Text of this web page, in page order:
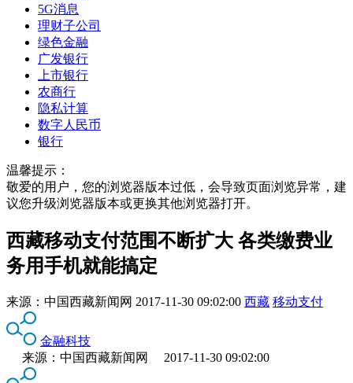
5G消息
理财子公司
绿色金融
广发银行
上市银行
农商行
隐私计算
数字人民币
银行
温馨提示：
敬爱的用户，您的浏览器版本过低，会导致页面浏览异常，建
议您升级浏览器版本或更换其他浏览器打开。
西藏移动支付范围不断扩大 各类缴费业
务用手机就能搞定
来源： 中国西藏新闻网 2017-11-30 09:02:00 西藏 移动支付
金融科技
来源：中国西藏新闻网 2017-11-30 09:02:00